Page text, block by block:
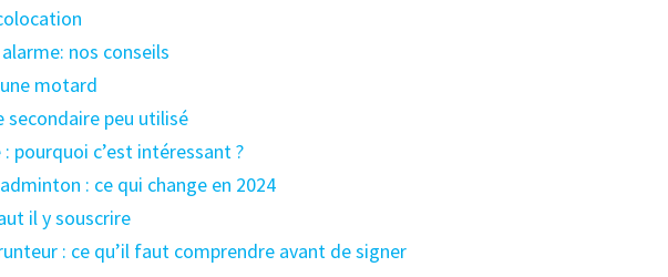
nos conseils
motard
secondaire peu utilisé
pourquoi c’est intéressant ?
: ce qui change en 2024
il y souscrire
: ce qu’il faut comprendre avant de signer